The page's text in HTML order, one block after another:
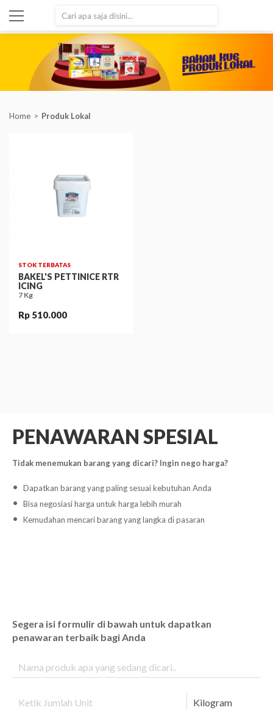
Home Produk Lokal
STOK TERBATAS
BAKEL'S PETTINICE RTR
ICING
7 Kg
Rp 510.000
PENAWARAN SPESIAL
Tidak menemukan barang yang dicari? Ingin nego harga?
Dapatkan barang yang paling sesuai kebutuhan Anda
Bisa negosiasi harga untuk harga lebih murah
Kemudahan mencari barang yang langka di pasaran
Segera isi formulir di bawah untuk dapatkan
penawaran terbaik bagi Anda